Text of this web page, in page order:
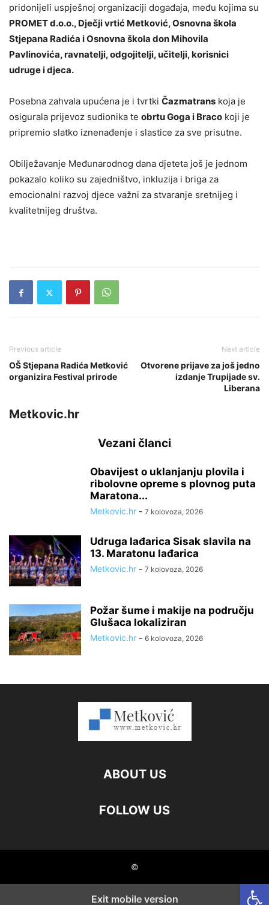
pridonijeli uspješnoj organizaciji događaja, među kojima su
PROMET d.o.o., Dječji vrtić Metković, Osnovna škola
Stjepana Radića i Osnovna škola don Mihovila
Pavlinovića, ravnatelji, odgojitelji, učitelji, korisnici
udruge i djeca.
Posebna zahvala upućena je i tvrtki Čazmatrans koja je
osigurala prijevoz sudionika te obrtu Goga i Braco koji je
pripremio slatko iznenađenje i slastice za sve prisutne.
Obilježavanje Međunarodnog dana djeteta još je jednom
pokazalo koliko su zajedništvo, inkluzija i briga za
emocionalni razvoj djece važni za stvaranje sretnijeg i
kvalitetnijeg društva.
Previous article
OŠ Stjepana Radića Metković
organizira Festival prirode
Next article
Otvorene prijave za još jedno
izdanje Trupijade sv.
Liberana
Metkovic.hr
Vezani članci
Obavijest o uklanjanju plovila i
ribolovne opreme s plovnog puta
Maratona...
Metkovic.hr - 7 kolovoza, 2026
Udruga lađarica Sisak slavila na
13. Maratonu lađarica
Metkovic.hr - 7 kolovoza, 2026
Požar šume i makije na području
Glušaca lokaliziran
Metkovic.hr - 6 kolovoza, 2026
ABOUT US
FOLLOW US
©
Exit mobile version